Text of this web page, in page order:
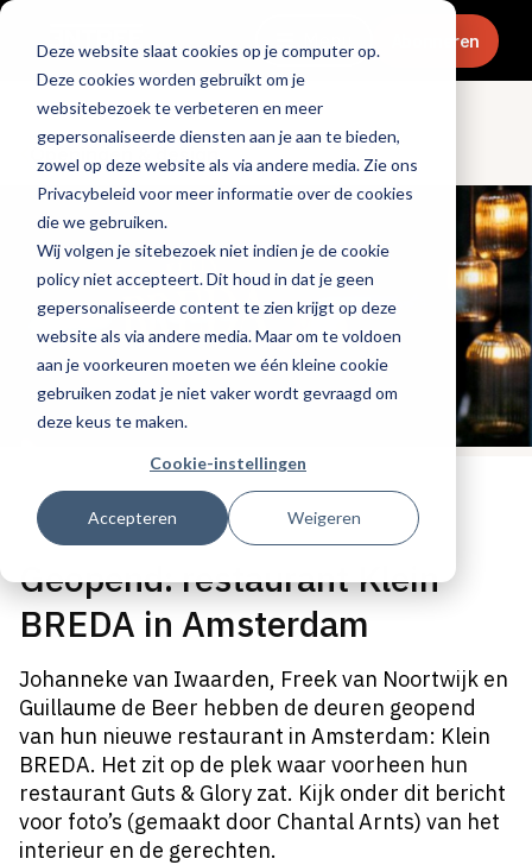
Deze website slaat cookies op je computer op.
Deze cookies worden gebruikt om je
websitebezoek te verbeteren en meer
gepersonaliseerde diensten aan je aan te bieden,
zowel op deze website als via andere media. Zie ons
Privacybeleid voor meer informatie over de cookies
die we gebruiken.
Wij volgen je sitebezoek niet indien je de cookie
policy niet accepteert. Dit houd in dat je geen
gepersonaliseerde content te zien krijgt op deze
website als via andere media. Maar om te voldoen
aan je voorkeuren moeten we één kleine cookie
gebruiken zodat je niet vaker wordt gevraagd om
deze keus te maken.
Cookie-instellingen
Accepteren Weigeren
Menu Abonneren
Openingen & design
Tags:nieuwe-zaken
Gepubliceerd op: 13 juli 2021
Geopend: restaurant Klein
BREDA in Amsterdam
Johanneke van Iwaarden, Freek van Noortwijk en
Guillaume de Beer hebben de deuren geopend
van hun nieuwe restaurant in Amsterdam: Klein
BREDA. Het zit op de plek waar voorheen hun
restaurant Guts & Glory zat. Kijk onder dit bericht
voor foto’s (gemaakt door Chantal Arnts) van het
interieur en de gerechten.